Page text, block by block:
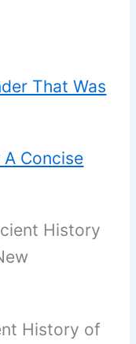
That Was
A Concise
History
History of